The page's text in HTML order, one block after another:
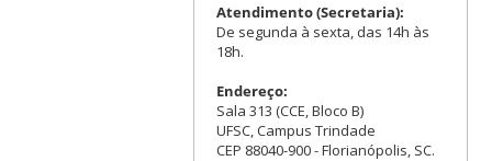
Atendimento (Secretaria):
De segunda à sexta, das 14h às
18h.
Endereço:
Sala 313 (CCE, Bloco B)
UFSC, Campus Trindade
CEP 88040-900 - Florianópolis, SC.